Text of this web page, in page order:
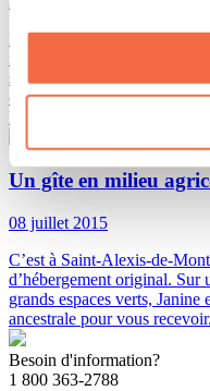
La seule place où il est
forêt est dans Lanaudière.
sur le site de Havre Familial
étoile, suspendu aux arbres.
les rives du lac Beaupré.
Un gîte en milieu
08 juillet 2015
C’est à Saint-Alexis-de-
d’hébergement original. Sur
grands espaces verts,
ancestrale pour vous
Besoin d'information?
1 800 363-2788